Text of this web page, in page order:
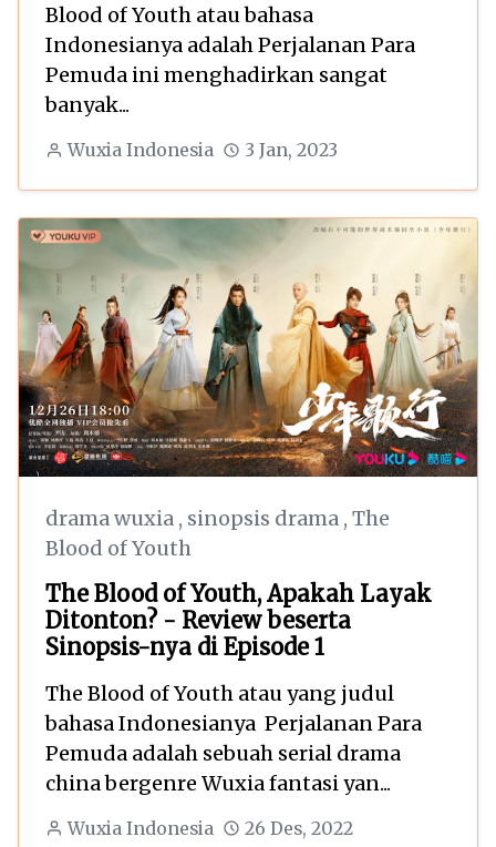
Blood of Youth atau bahasa
Indonesianya adalah Perjalanan Para
Pemuda ini menghadirkan sangat
banyak...
Wuxia Indonesia 3 Jan, 2023
drama wuxia , sinopsis drama , The
Blood of Youth
The Blood of Youth, Apakah Layak
Ditonton? - Review beserta
Sinopsis-nya di Episode 1
The Blood of Youth atau yang judul
bahasa Indonesianya Perjalanan Para
Pemuda adalah sebuah serial drama
china bergenre Wuxia fantasi yan...
Wuxia Indonesia 26 Des, 2022